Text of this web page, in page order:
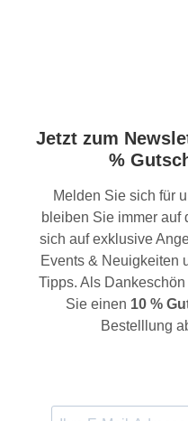
Jetzt zum
%
Melden Sie sich für
bleiben Sie immer auf
sich auf exklusive
Events & Neuigkeiten
Tipps. Als
Sie einen 10 %
Bestelllung